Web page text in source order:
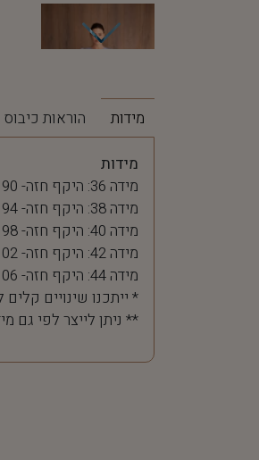
מידות הוראות כיבוס
מידות
מידה 36: היקף חזה- 90 ס"מ, היקף מותן- 68 ס"מ
מידה 38: היקף חזה- 94 ס"מ, היקף מותן- 72 ס"מ
מידה 40: היקף חזה- 98 ס"מ, היקף מותן- 76 ס"מ
מידה 42: היקף חזה- 102 ס"מ, היקף מותן- 80 ס"מ
מידה 44: היקף חזה- 106 ס"מ, היקף מותן- 84 ס"מ
* ייתכנו שינויים
** ניתן לייצר לפי גם